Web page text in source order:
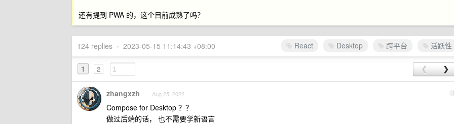
还有提到 PWA 的，这个目前成熟了吗？
React Desktop 跨平台 活跃性
124 replies • 2023-05-15 11:14:43 +08:00
1 2 ❮ ❯
1
zhangxzh Aug 25, 2022
Compose for Desktop ？？
做过后端的话， 也不需要学新语言